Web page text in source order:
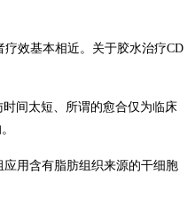
疗效基本相近。关于胶水治疗CD
间太短、所谓的愈合仅为临床
用含有脂肪组织来源的干细胞